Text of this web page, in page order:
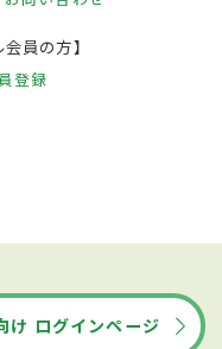
員の方】
登録
け ログインページ